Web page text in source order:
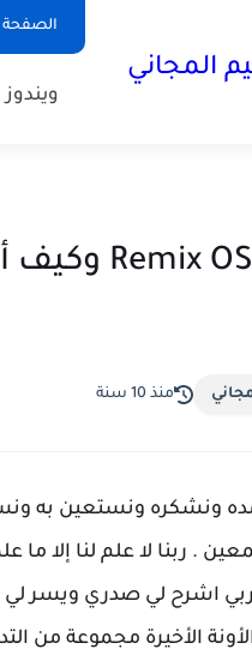
الصفحة
المجاني
ويندوز 10
منذ 10 سنة
ونشكره ونستعين به
. ربنا لا علم لنا إلا ما
ربي اشرح لي صدري ويسر